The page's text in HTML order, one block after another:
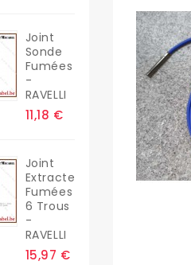
Joint
Sonde
Fumées
-
RAVELLI
11,18 €
Joint
Extracteur
Fumées
6 Trous
-
RAVELLI
15,97 €